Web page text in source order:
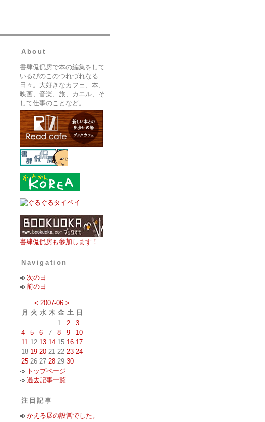
About
書肆侃侃房で本の編集をして
いるぴのこのつれづれなる
日々。大好きなカフェ、本、
映画、音楽、旅、カエル、そ
して仕事のことなど。
書肆侃侃房も参加します！
Navigation
次の日
前の日
< 2007-06 >
月
火 水 木 金 土 日
1
2
3
4
5 6 7 8 9
10
11 12 13 14 15 16 17
18 19 20 21 22 23 24
25 26 27 28 29 30
トップページ
過去記事一覧
注目記事
かえる展の設営でした。